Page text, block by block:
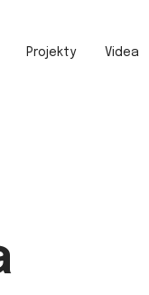
Projekty Videa